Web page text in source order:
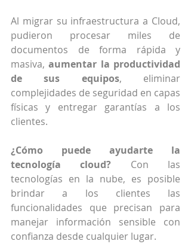
Al migrar su infraestructura a Cloud,
pudieron procesar miles de
documentos de forma rápida y
masiva, aumentar la productividad
de sus equipos, eliminar
complejidades de seguridad en capas
físicas y entregar garantías a los
clientes.
¿Cómo puede ayudarte la
tecnología cloud? Con las
tecnologías en la nube, es posible
brindar a los clientes las
funcionalidades que precisan para
manejar información sensible con
confianza desde cualquier lugar.